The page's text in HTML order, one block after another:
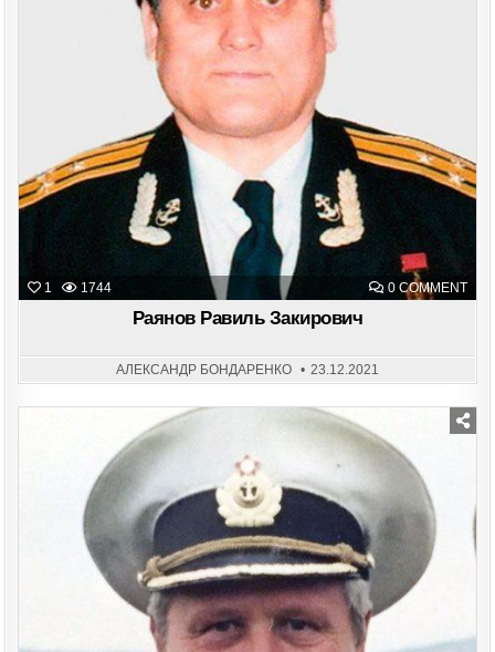
1 1744 0 COMMENTON
Раянов Равиль Закирович
АЛЕКСАНДР БОНДАРЕНКО 23.12.2021
Posted
in